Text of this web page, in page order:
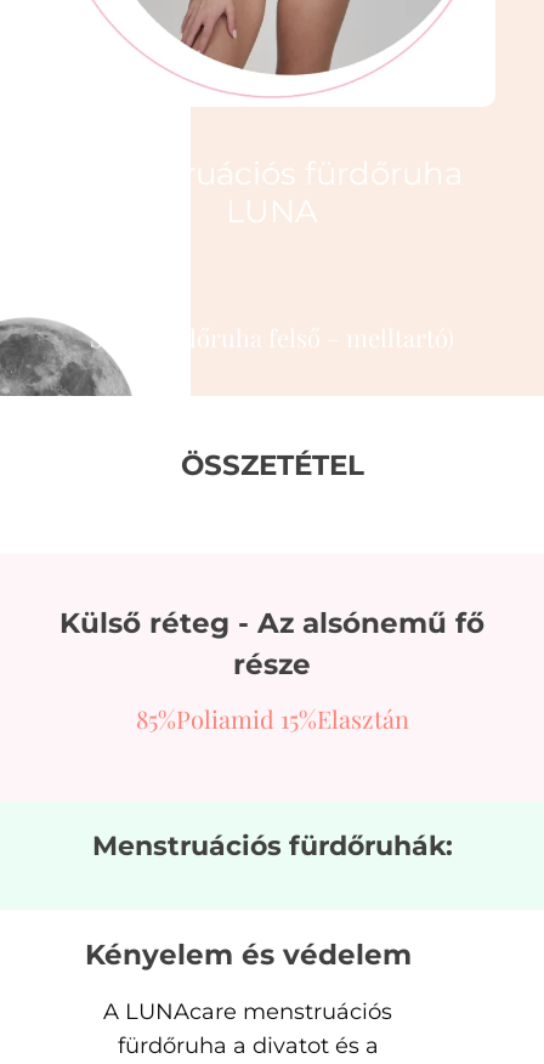
Menstruációs fürdőruha
LUNA
SW5 (fürdőruha felső – melltartó)
ÖSSZETÉTEL
Külső réteg - Az alsónemű fő
része
85%Poliamid 15%Elasztán
Menstruációs fürdőruhák:
Kényelem és védelem
A LUNAcare menstruációs
fürdőruha a divatot és a